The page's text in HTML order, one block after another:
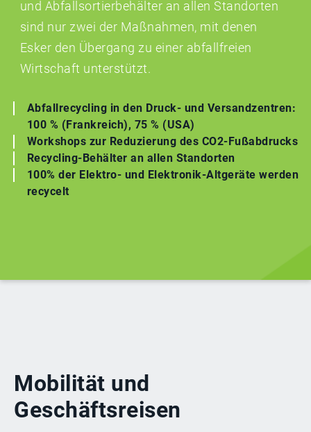
und Abfallsortierbehälter an allen Standorten
sind nur zwei der Maßnahmen, mit denen
Esker den Übergang zu einer abfallfreien
Wirtschaft unterstützt.
Abfallrecycling in den Druck- und Versandzentren:
100 % (Frankreich), 75 % (USA)
Workshops zur Reduzierung des CO2-Fußabdrucks
Recycling-Behälter an allen Standorten
100% der Elektro- und Elektronik-Altgeräte werden
recycelt
Mobilität und
Geschäftsreisen